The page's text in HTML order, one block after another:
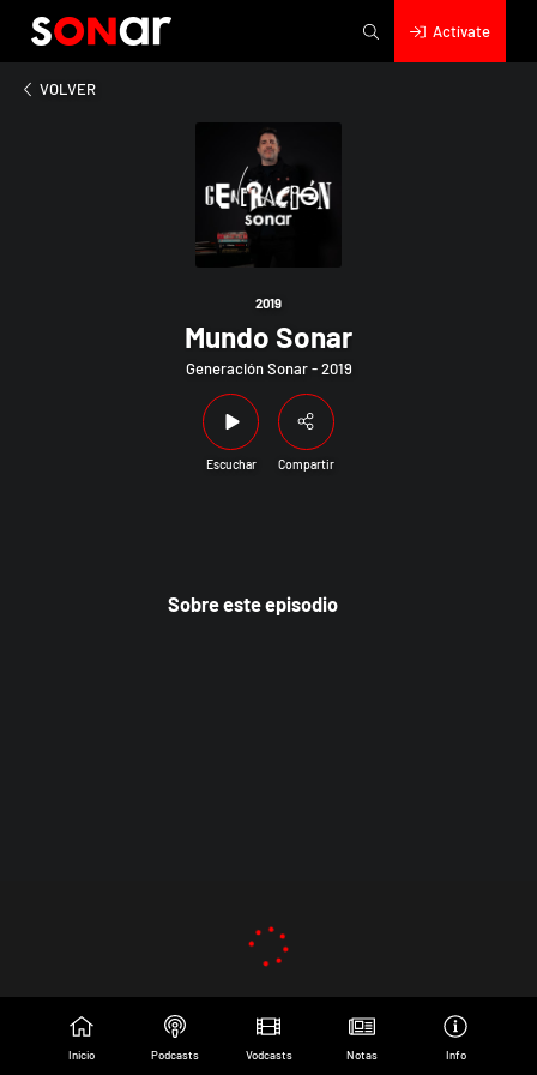
Actívate
VOLVER
2019
Mundo Sonar
Generación Sonar - 2019
Escuchar Compartir
2019
Mundo Sonar
Sobre este episodio
Inicio Podcasts Vodcasts Notas Info